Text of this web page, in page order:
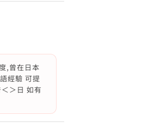
,曾在日本
經驗 可提
＞日 如有